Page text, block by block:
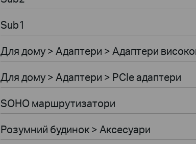
Sub1
Для дому > Адаптери > Адаптери
Для дому > Адаптери > PCIe адаптери
SOHO маршрутизатори
Розумний будинок > Аксесуари